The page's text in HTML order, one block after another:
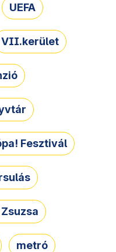
UEFA
VII.kerület
Fesztivál
metró